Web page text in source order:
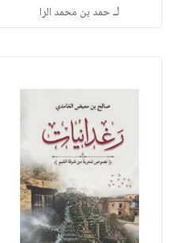
لـحمد بن محمد الرا